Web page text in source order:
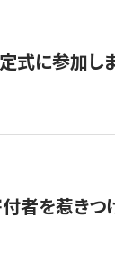
式に参加し
を惹きつ